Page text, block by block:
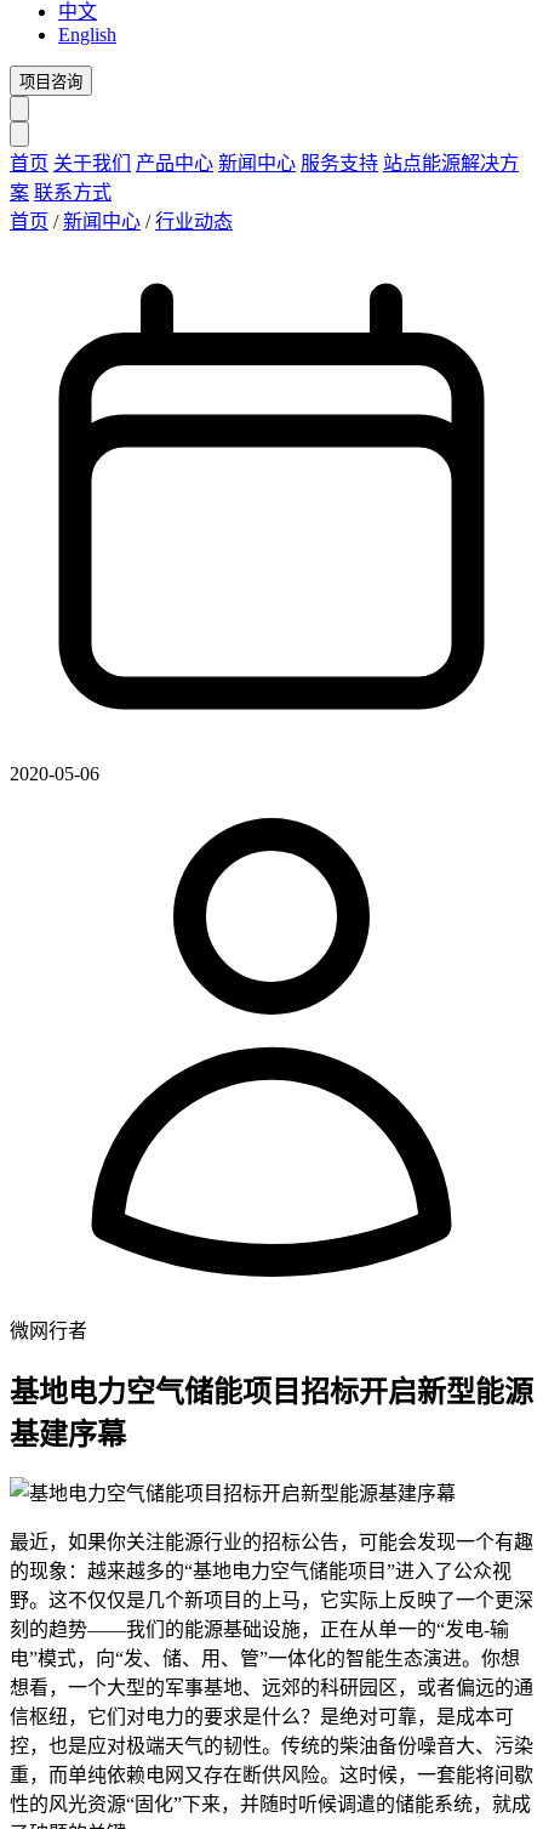
中文
English
项目咨询
首页 关于我们 产品中心 新闻中心 服务支持 站点能源解决方
案 联系方式
首页 / 新闻中心 / 行业动态
2020-05-06
微网行者
基地电力空气储能项目招标开启新型能源
基建序幕
最近，如果你关注能源行业的招标公告，可能会发现一个有趣
的现象：越来越多的“基地电力空气储能项目”进入了公众视
野。这不仅仅是几个新项目的上马，它实际上反映了一个更深
刻的趋势——我们的能源基础设施，正在从单一的“发电-输
电”模式，向“发、储、用、管”一体化的智能生态演进。你想
想看，一个大型的军事基地、远郊的科研园区，或者偏远的通
信枢纽，它们对电力的要求是什么？是绝对可靠，是成本可
控，也是应对极端天气的韧性。传统的柴油备份噪音大、污染
重，而单纯依赖电网又存在断供风险。这时候，一套能将间歇
性的风光资源“固化”下来，并随时听候调遣的储能系统，就成